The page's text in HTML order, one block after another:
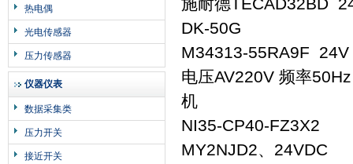
热电偶
光电传感器
压力传感器
仪器仪表
数据采集类
压力开关
接近开关
DK-50G
M34313-55RA9F 24V
电压AV220V 频率
机
NI35-CP40-FZ3X2
MY2NJD2、24VDC